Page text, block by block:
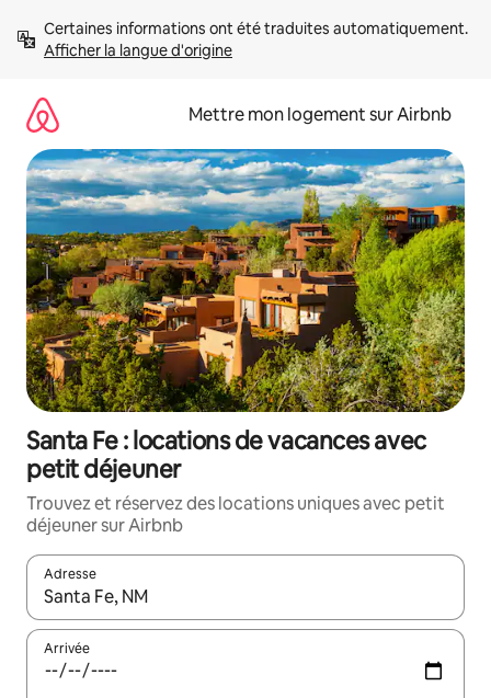
directement
Afficher la langue d'origine
Mettre mon logement sur Airbnb
Santa Fe : locations de vacances avec
petit déjeuner
Trouvez et réservez des locations uniques avec petit
déjeuner sur Airbnb
Adresse
Lorsque les résultats s'affichent, utilisez les flèches vers le
Arrivée